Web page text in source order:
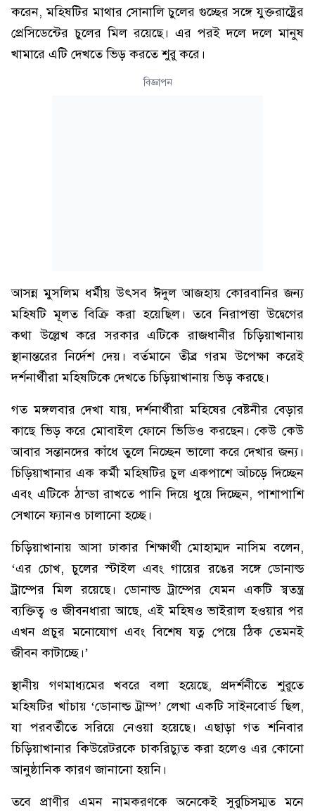
করেন, মহিষটির মাথার সোনালি চুলের গুচ্ছের সঙ্গে যুক্তরাষ্ট্রের
প্রেসিডেন্টের চুলের মিল রয়েছে। এর পরই দলে দলে মানুষ
খামারে এটি দেখতে ভিড় করতে শুরু করে।
বিজ্ঞাপন
আসন্ন মুসলিম ধর্মীয় উৎসব ঈদুল আজহায় কোরবানির জন্য
মহিষটি মূলত বিক্রি করা হয়েছিল। তবে নিরাপত্তা উদ্বেগের
কথা উল্লেখ করে সরকার এটিকে রাজধানীর চিড়িয়াখানায়
স্থানান্তরের নির্দেশ দেয়। বর্তমানে তীব্র গরম উপেক্ষা করেই
দর্শনার্থীরা মহিষটিকে দেখতে চিড়িয়াখানায় ভিড় করছে।
গত মঙ্গলবার দেখা যায়, দর্শনার্থীরা মহিষের বেষ্টনীর বেড়ার
কাছে ভিড় করে মোবাইল ফোনে ভিডিও করছেন। কেউ কেউ
আবার সন্তানদের কাঁধে তুলে নিচ্ছেন ভালো করে দেখার জন্য।
চিড়িয়াখানার এক কর্মী মহিষটির চুল একপাশে আঁচড়ে দিচ্ছেন
এবং এটিকে ঠান্ডা রাখতে পানি দিয়ে ধুয়ে দিচ্ছেন, পাশাপাশি
সেখানে ফ্যানও চালানো হচ্ছে।
চিড়িয়াখানায় আসা ঢাকার শিক্ষার্থী মোহাম্মদ নাসিম বলেন,
‘এর চোখ, চুলের স্টাইল এবং গায়ের রঙের সঙ্গে ডোনাল্ড
ট্রাম্পের মিল রয়েছে। ডোনাল্ড ট্রাম্পের যেমন একটি স্বতন্ত্র
ব্যক্তিত্ব ও জীবনধারা আছে, এই মহিষও ভাইরাল হওয়ার পর
এখন প্রচুর মনোযোগ এবং বিশেষ যত্ন পেয়ে ঠিক তেমনই
জীবন কাটাচ্ছে।’
স্থানীয় গণমাধ্যমের খবরে বলা হয়েছে, প্রদর্শনীতে শুরুতে
মহিষটির খাঁচায় ‘ডোনাল্ড ট্রাম্প’ লেখা একটি সাইনবোর্ড ছিল,
যা পরবর্তীতে সরিয়ে নেওয়া হয়েছে। এছাড়া গত শনিবার
চিড়িয়াখানার কিউরেটরকে চাকরিচ্যুত করা হলেও এর কোনো
আনুষ্ঠানিক কারণ জানানো হয়নি।
তবে প্রাণীর এমন নামকরণকে অনেকেই সুরুচিসম্মত মনে